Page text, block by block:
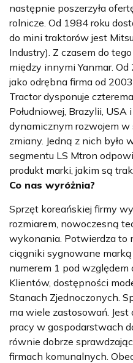
następnie poszerzyła
rolnicze. Od 1984 roku
do mini traktorów jest
Industry). Z czasem do
między innymiYanmar. Od
jako odrębna firma od
Tractor dysponuje
Południowej, Brazylii, USA
dynamicznym rozwojem w
zmiany. Jedną z nich było
segmentu LS Mtron
produkt marki, jakim są
Co nas wyróżnia?
Sprzęt koreańskiej firmy
rozmiarem, nowoczesną
wykonania. Potwierdza to
ciągniki sygnowane
numerem 1 pod
Klientów, dostępności
Stanach Zjednoczonych.
ma wiele zastosowań.
pracy w gospodarstwach
równie dobrze
firmach komunalnych.